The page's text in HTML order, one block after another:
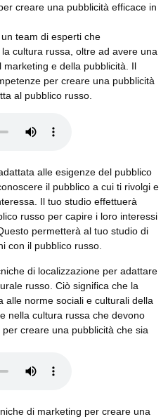
creare una pubblicità efficace in
team di esperti che
cultura russa, oltre ad avere una
e della pubblicità. Il
per creare una pubblicità
al pubblico russo.
alle esigenze del pubblico
il pubblico a cui ti rivolgi e
Il tuo studio effettuerà
russo per capire i loro interessi
permetterà al tuo studio di
con il pubblico russo.
di localizzazione per adattare
russo. Ciò significa che la
alle norme sociali e culturali della
nella cultura russa che devono
creare una pubblicità che sia
di marketing per creare una